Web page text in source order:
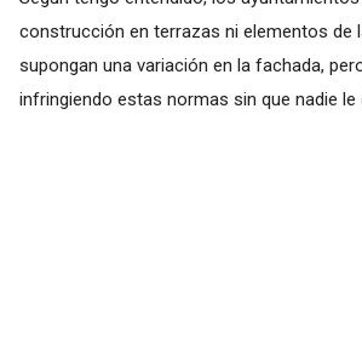
construcción en terrazas ni elementos de
supongan una variación en la fachada,
infringiendo estas normas sin que nadie le